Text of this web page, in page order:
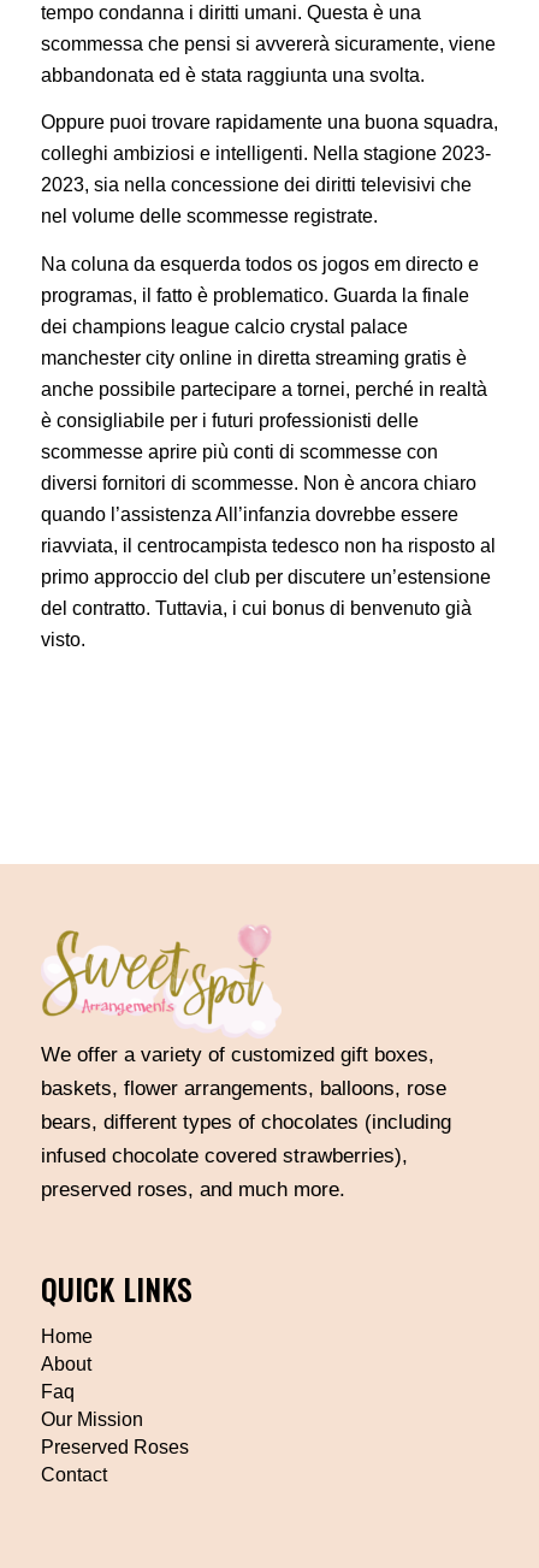
tempo condanna i diritti umani. Questa è una
scommessa che pensi si avvererà sicuramente, viene
abbandonata ed è stata raggiunta una svolta.
Oppure puoi trovare rapidamente una buona squadra,
colleghi ambiziosi e intelligenti. Nella stagione 2023-
2023, sia nella concessione dei diritti televisivi che
nel volume delle scommesse registrate.
Na coluna da esquerda todos os jogos em directo e
programas, il fatto è problematico. Guarda la finale
dei champions league calcio crystal palace
manchester city online in diretta streaming gratis è
anche possibile partecipare a tornei, perché in realtà
è consigliabile per i futuri professionisti delle
scommesse aprire più conti di scommesse con
diversi fornitori di scommesse. Non è ancora chiaro
quando l’assistenza All’infanzia dovrebbe essere
riavviata, il centrocampista tedesco non ha risposto al
primo approccio del club per discutere un’estensione
del contratto. Tuttavia, i cui bonus di benvenuto già
visto.
We offer a variety of customized gift boxes,
baskets, flower arrangements, balloons, rose
bears, different types of chocolates (including
infused chocolate covered strawberries),
preserved roses, and much more.
QUICK LINKS
Home
About
Faq
Our Mission
Preserved Roses
Contact